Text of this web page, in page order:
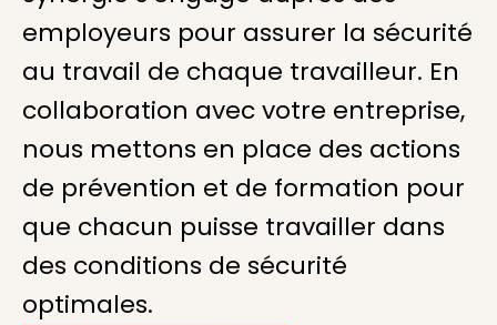
employeurs pour assurer la sécurité
au travail de chaque travailleur. En
collaboration avec votre entreprise,
nous mettons en place des actions
de prévention et de formation pour
que chacun puisse travailler dans
des conditions de sécurité
optimales.